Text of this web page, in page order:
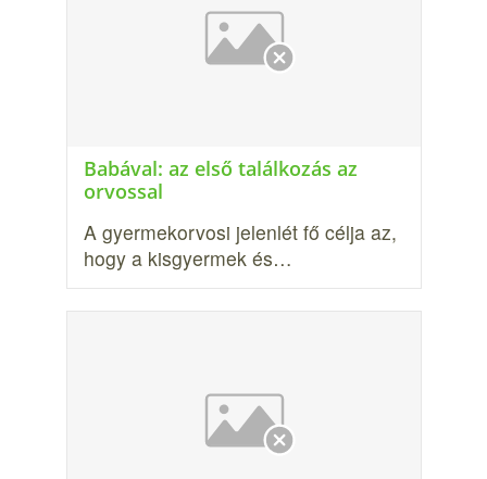
Babával: az első találkozás az
orvossal
A gyermekorvosi jelenlét fő célja az,
hogy a kisgyermek és…